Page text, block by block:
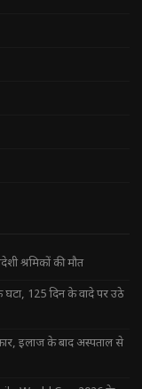
श्रमिकों की मौत
125 दिन के वादे पर उठे
इलाज के बाद अस्पताल से